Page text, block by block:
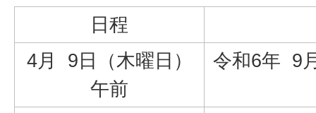
日程
4月 9日（木曜日）
午前
令和6年 9